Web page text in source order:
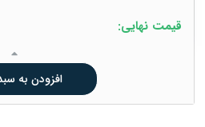
قیمت نهایی: